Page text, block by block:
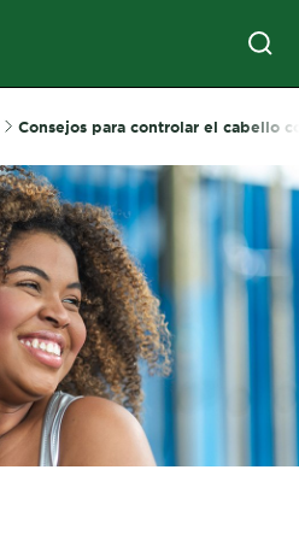
Consejos para controlar el cabello